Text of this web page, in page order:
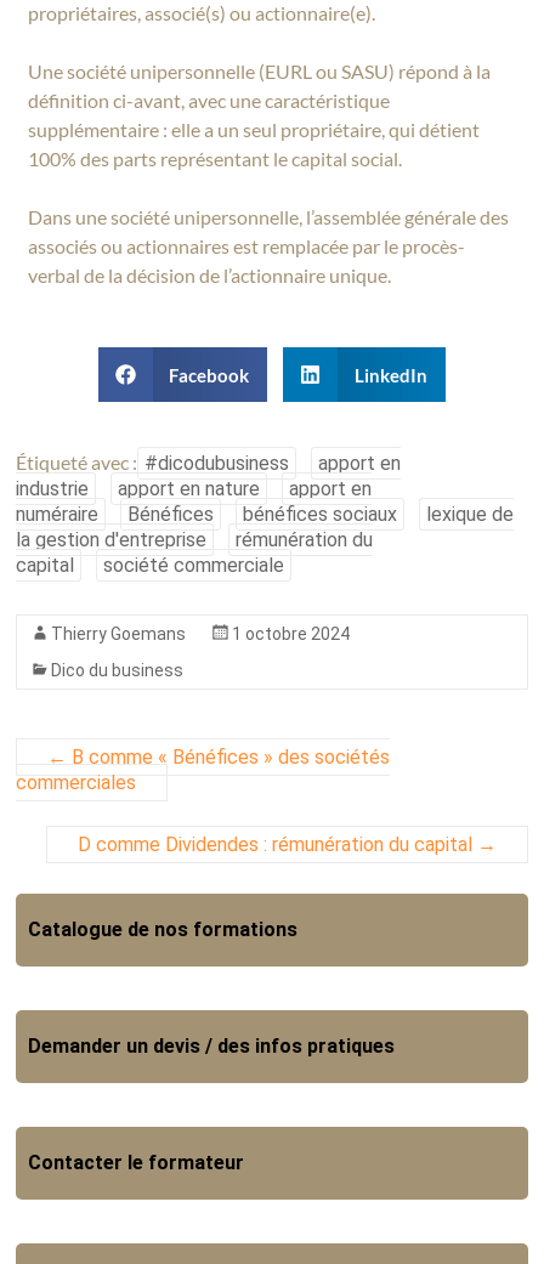
propriétaires, associé(s) ou actionnaire(e).
Une société unipersonnelle (EURL ou SASU) répond à la
définition ci-avant, avec une caractéristique
supplémentaire : elle a un seul propriétaire, qui détient
100% des parts représentant le capital social.
Dans une société unipersonnelle, l’assemblée générale des
associés ou actionnaires est remplacée par le procès-
verbal de la décision de l’actionnaire unique.
Facebook LinkedIn
Étiqueté avec : #dicodubusiness
apport en
industrie
apport en nature
apport en
numéraire
Bénéfices bénéfices sociaux
lexique de
la gestion d'entreprise
rémunération du
capital
société commerciale
Thierry Goemans
1 octobre 2024
Dico du business
← B comme « Bénéfices » des sociétés
commerciales
D comme Dividendes : rémunération du capital →
Catalogue de nos formations
Demander un devis / des infos pratiques
Contacter le formateur